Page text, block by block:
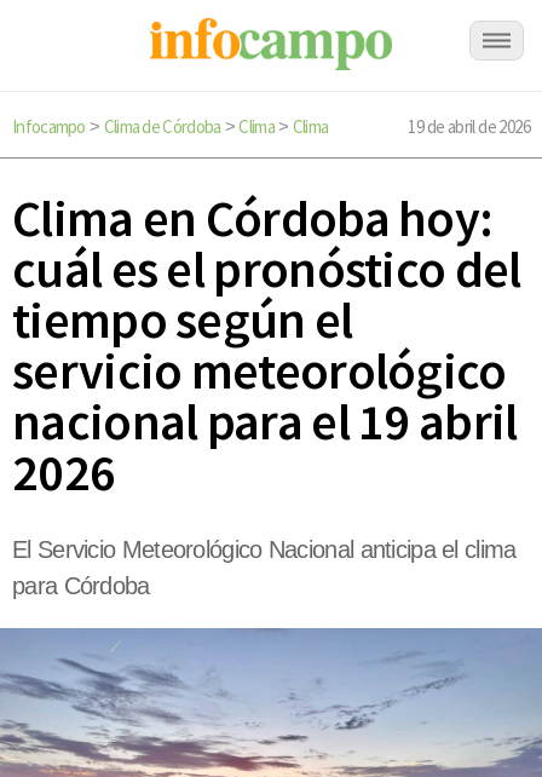
Infocampo > Clima de Córdoba >Clima> Clima 19 de abril de 2026
Clima en Córdoba hoy:
cuál es el pronóstico del
tiempo según el
servicio meteorológico
nacional para el 19 abril
2026
El Servicio Meteorológico Nacional anticipa el clima
para Córdoba